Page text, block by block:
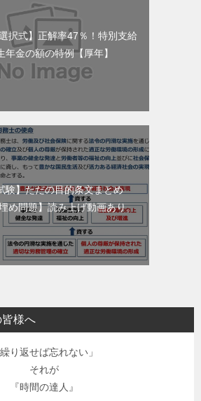
選択式】正解率47％！特別支給
年金の額の特例【厚年】
験】ただの目的条文まとめ
め問題】読み上げ動画あり。
様へ
繰り返せば忘れない」
それが
『時間の達人』